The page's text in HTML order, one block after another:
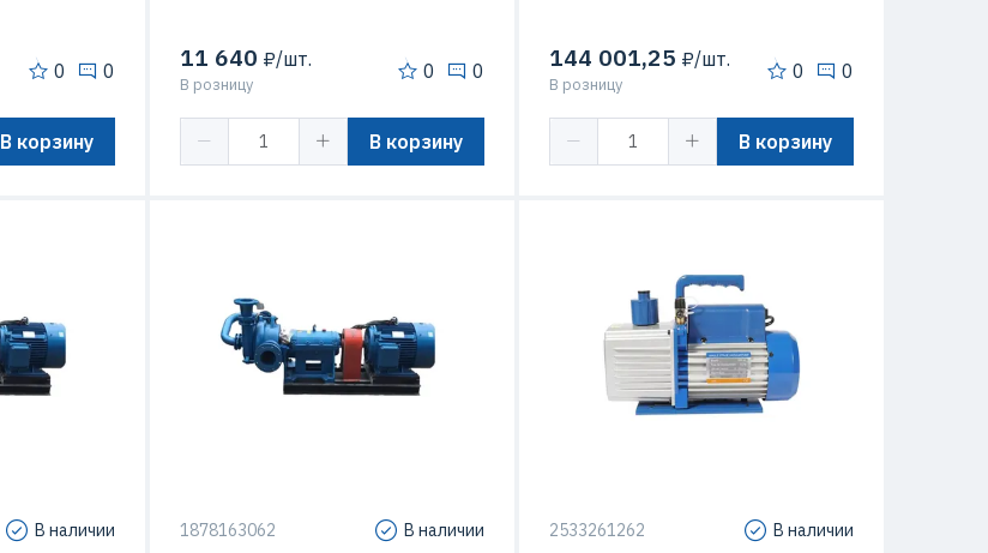
0 0
В корзину
11 640 ₽/шт.
В розницу
0 0
В корзину
144 001,25 ₽/шт.
В розницу
0 0
В корзину
В наличии 1878163062 В наличии 2533261262 В наличии